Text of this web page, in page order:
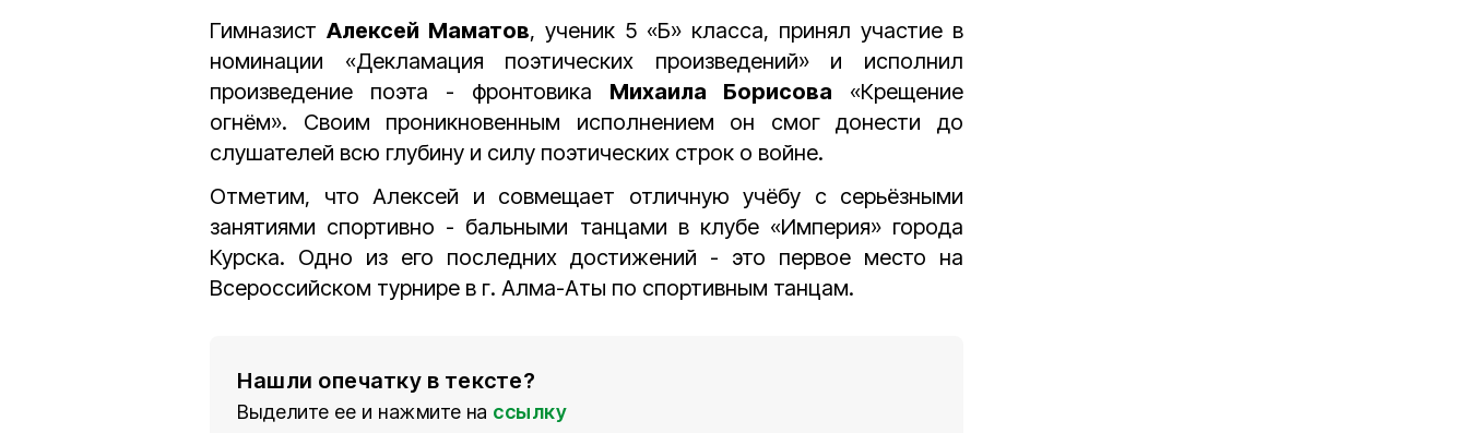
Гимназист Алексей Маматов, ученик 5 «Б» класса, принял участие в
номинации «Декламация поэтических произведений» и исполнил
произведение поэта - фронтовика Михаила Борисова «Крещение
огнём». Своим проникновенным исполнением он смог донести до
слушателей всю глубину и силу поэтических строк о войне.
Отметим, что Алексей и совмещает отличную учёбу с серьёзными
занятиями спортивно - бальными танцами в клубе «Империя» города
Курска. Одно из его последних достижений - это первое место на
Всероссийском турнире в г. Алма-Аты по спортивным танцам.
Нашли опечатку в тексте?
Выделите ее и нажмите на ссылку